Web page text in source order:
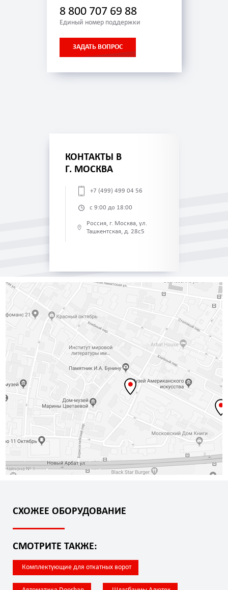
8 800 707 69 88
Единый номер поддержки
ЗАДАТЬ ВОПРОС
КОНТАКТЫ В
Г. МОСКВА
+7 (499) 499 04 56
с 9:00 до 18:00
Россия, г. Москва, ул.
Ташкентская, д. 28с5
СХОЖЕЕ ОБОРУДОВАНИЕ
СМОТРИТЕ ТАКЖЕ:
Комплектующие для откатных ворот